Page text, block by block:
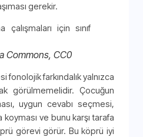
gerekir.
Commons, CC0
fonolojik farkındalık yalnızca
görülmemelidir. Çocuğun
uygun cevabı seçmesi,
ve bunu karşı tarafa
görevi görür. Bu köprü iyi